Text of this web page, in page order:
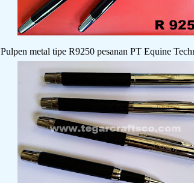
Pulpen metal tipe R9250 pesanan PT Equine